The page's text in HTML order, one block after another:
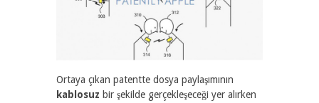
Ortaya çıkan patentte dosya paylaşımının
kablosuz bir şekilde gerçekleşeceği yer alırken